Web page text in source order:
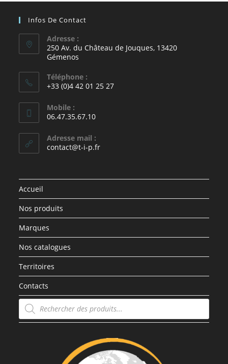
Infos De Contact
Adresse :
250 Av. du Château de Jouques, 13420
Gémenos
Téléphone :
+33 (0)4 42 01 25 27
Mobile :
06.47.35.67.10
Adresse mail :
contact@t-i-p.fr
Accueil
Nos produits
Marques
Nos catalogues
Territoires
Contacts
Recherche
de
produits